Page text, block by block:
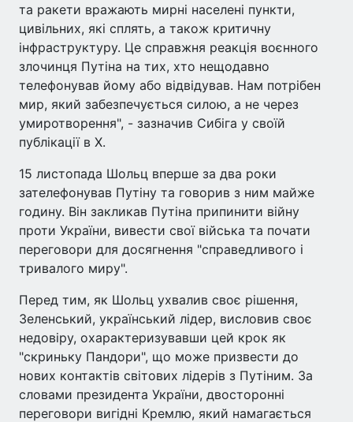
та ракети вражають мирні населені пункти,
цивільних, які сплять, а також критичну
інфраструктуру. Це справжня реакція воєнного
злочинця Путіна на тих, хто нещодавно
телефонував йому або відвідував. Нам потрібен
мир, який забезпечується силою, а не через
умиротворення", - зазначив Сибіга у своїй
публікації в Х.
15 листопада Шольц вперше за два роки
зателефонував Путіну та говорив з ним майже
годину. Він закликав Путіна припинити війну
проти України, вивести свої війська та почати
переговори для досягнення "справедливого і
тривалого миру".
Перед тим, як Шольц ухвалив своє рішення,
Зеленський, український лідер, висловив своє
недовіру, охарактеризувавши цей крок як
"скриньку Пандори", що може призвести до
нових контактів світових лідерів з Путіним. За
словами президента України, двосторонні
переговори вигідні Кремлю, який намагається